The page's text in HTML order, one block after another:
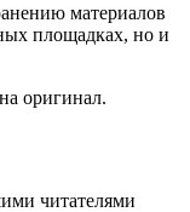
материалов
площадках, но и
оригинал.
читателями